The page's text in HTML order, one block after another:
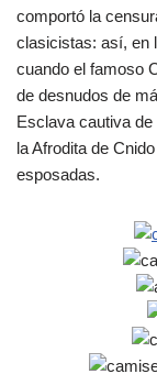
comportó la
clasicistas: así, en
cuando el famoso
de desnudos de
Esclava cautiva
la Afrodita de
esposadas.